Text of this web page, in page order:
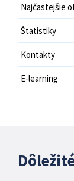
Najčastejšie
Štatistiky
Kontakty
E-learning